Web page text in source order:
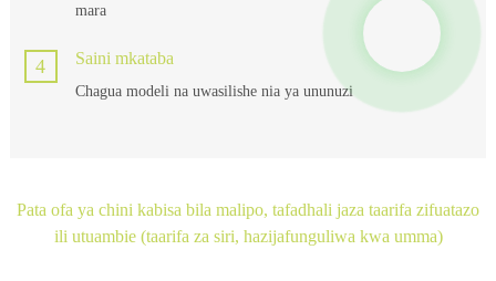
mara
4 Saini mkataba
Chagua modeli na uwasilishe nia ya ununuzi
Pata ofa ya chini kabisa bila malipo, tafadhali jaza taarifa zifuatazo
ili utuambie (taarifa za siri, hazijafunguliwa kwa umma)